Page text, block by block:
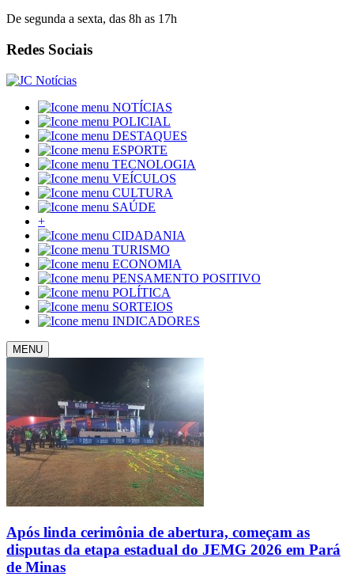
De segunda a sexta, das 8h as 17h
Redes Sociais
NOTÍCIAS
POLICIAL
DESTAQUES
ESPORTE
TECNOLOGIA
VEÍCULOS
CULTURA
SAÚDE
+
CIDADANIA
TURISMO
ECONOMIA
PENSAMENTO POSITIVO
POLÍTICA
SORTEIOS
INDICADORES
MENU
Após linda cerimônia de abertura, começam as
disputas da etapa estadual do JEMG 2026 em Pará
de Minas